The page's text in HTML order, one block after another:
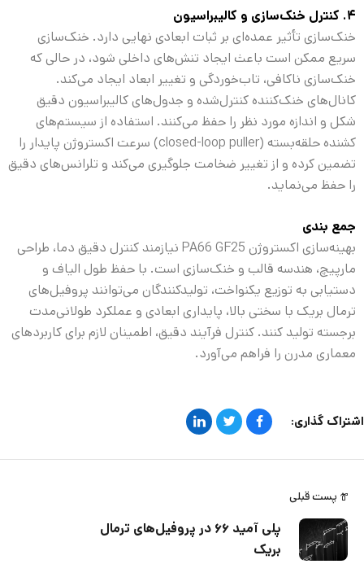
۴. کنترل خنک‌سازی و کالیبراسیون
خنک‌سازی تأثیر عمده‌ای بر ثبات ابعادی نهایی دارد. خنک‌سازی
سریع ممکن است باعث ایجاد تنش‌های داخلی شود، در حالی که
خنک‌سازی ناکافی، تاب‌خوردگی و تغییر ابعاد ایجاد می‌کند.
کانال‌های خنک‌کننده کنترل‌شده و جدول‌های کالیبراسیون دقیق
شکل و اندازه مورد نظر را حفظ می‌کنند. استفاده از سیستم‌های
کشنده حلقه‌بسته (closed-loop puller) سرعت اکستروژن پایدار را
تضمین کرده و از تغییر ضخامت جلوگیری می‌کند و تلرانس‌های دقیق
را حفظ می‌نماید.
جمع بندی
بهینه‌سازی اکستروژن PA66 GF25 نیازمند کنترل دقیق دما، طراحی
مارپیچ، هندسه قالب و خنک‌سازی است. با حفظ طول الیاف و
دستیابی به توزیع یکنواخت، تولیدکنندگان می‌توانند پروفیل‌های
ترمال بریک با سختی بالا، پایداری ابعادی و عملکرد طولانی‌مدت
برجسته تولید کنند. کنترل فرآیند دقیق، اطمینان لازم برای کاربردهای
معماری مدرن را فراهم می‌آورد.
اشتراک گذاری:
پست قبلی
پلی آمید ۶۶ در پروفیل‌های ترمال
بریک